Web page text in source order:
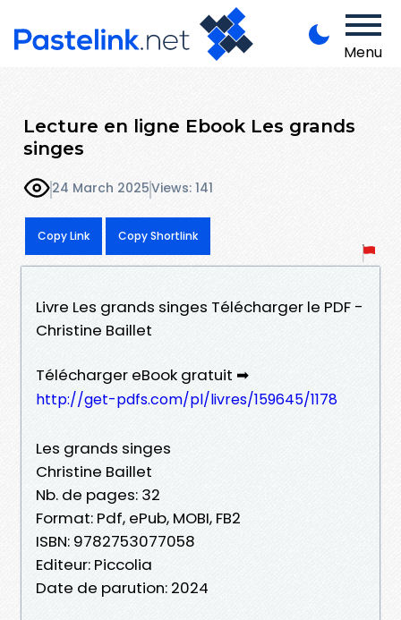
Menu
Lecture en ligne Ebook Les grands
singes
24 March 2025Views: 141
Copy Link Copy Shortlink
Livre Les grands singes Télécharger le PDF -
Christine Baillet
Télécharger eBook gratuit ➡
http://get-pdfs.com/pl/livres/159645/1178
Les grands singes
Christine Baillet
Nb. de pages: 32
Format: Pdf, ePub, MOBI, FB2
ISBN: 9782753077058
Editeur: Piccolia
Date de parution: 2024